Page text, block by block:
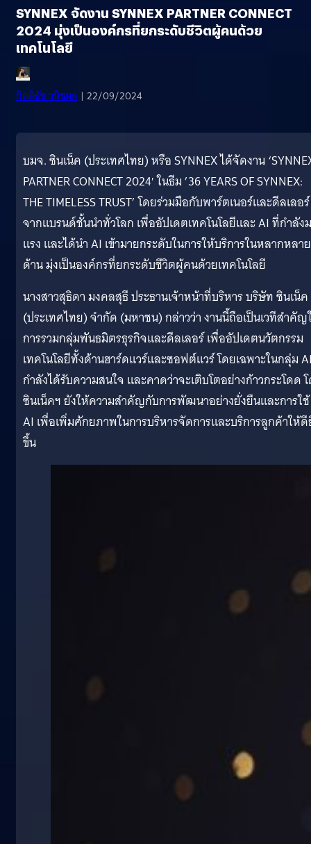
SYNNEX จัดงาน SYNNEX PARTNER CONNECT
2024 มุ่งเป็นองค์กรที่ยกระดับชีวิตผู้คนด้วย
เทคโนโลยี
กิตติธัช วนิชผล | 22/09/2024
บมจ. ซินเน็ค (ประเทศไทย) หรือ SYNNEX ได้จัดงาน
PARTNER CONNECT 2024′ ในธีม ’36 YEARS OF SYNNEX:
THE TIMELESS TRUST’ โดยร่วมมือกับพาร์ตเนอร์และดีลเลอร์
จากแบรนด์ชั้นนำทั่วโลก เพื่ออัปเดตเทคโนโลยีและ AI ที่กำลัง
แรง และได้นำ AI เข้ามายกระดับในการให้บริการในหลากหลาย
ด้าน มุ่งเป็นองค์กรที่ยกระดับชีวิตผู้คนด้วยเทคโนโลยี
นางสาวสุธิดา มงคลสุธี ประธานเจ้าหน้าที่บริหาร บริษัท ซินเน็ค
(ประเทศไทย) จำกัด (มหาชน) กล่าวว่า งานนี้ถือเป็นเวทีสำคัญ
การรวมกลุ่มพันธมิตรธุรกิจและดีลเลอร์ เพื่ออัปเดตนวัตกรรม
เทคโนโลยีทั้งด้านฮาร์ดแวร์และซอฟต์แวร์ โดยเฉพาะในกลุ่ม
กำลังได้รับความสนใจ และคาดว่าจะเติบโตอย่างก้าวกระโดด
ซินเน็คฯ ยังให้ความสำคัญกับการพัฒนาอย่างยั่งยืนและการใช้
AI เพื่อเพิ่มศักยภาพในการบริหารจัดการและบริการลูกค้าให้
ขึ้น